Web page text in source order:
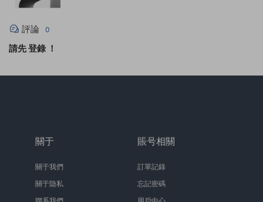
評論 0
請先登錄 ！
關于
關于我們
關于隐私
賬号相關
訂單記錄
忘記密碼